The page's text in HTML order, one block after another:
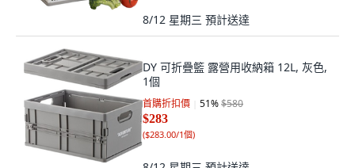
8/12 星期三 預計送達
DY 可折疊籃 露營用收納箱 12L, 灰色,
1個
首購折扣價 51%$580
$283
($283.00/1個)